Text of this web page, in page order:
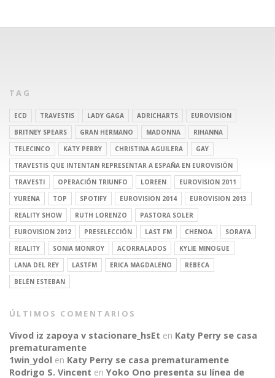
TAG
ECD TRAVESTIS LADY GAGA ADRICHARTS
EUROVISION
BRITNEY SPEARS
GRAN HERMANO MADONNA
RIHANNA
TELECINCO
KATY PERRY CHRISTINA AGUILERA
GAY
TRAVESTIS QUE INTENTAN REPRESENTAR A ESPAÑA EN EUROVISIÓN
TRAVESTI
OPERACIÓN TRIUNFO LOREEN
EUROVISION 2011
YURENA
TOP SPOTIFY EUROVISION 2014
EUROVISION 2013
REALITY SHOW
RUTH LORENZO
PASTORA SOLER
EUROVISION 2012
PRESELECCIÓN LAST FM CHENOA
SORAYA
REALITY
SONIA MONROY ACORRALADOS
KYLIE MINOGUE
LANA DEL REY
LASTFM ERICA MAGDALENO
REBECA
BELÉN ESTEBAN
ÚLTIMOS COMENTARIOS
Vivod iz zapoya v stacionare_hsEt en Katy Perry se casa
prematuramente
1win_ydol en Katy Perry se casa prematuramente
Rodrigo S. Vincent en Yoko Ono presenta su línea de